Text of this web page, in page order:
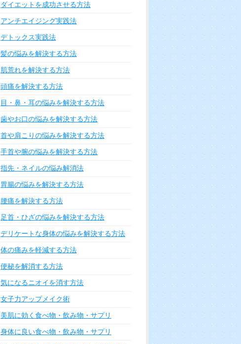
ダイエットを成功させる方法
アンチエイジング実践法
デトックス実践法
髪の悩みを解決する方法
肌荒れを解決する方法
頭痛を解決する方法
目・鼻・耳の悩みを解決する方法
歯やお口の悩みを解決する方法
首や肩こりの悩みを解決する方法
手首や腕の悩みを解決する方法
指先・ネイルの悩み解消法
胃腸の悩みを解決する方法
腰痛を解決する方法
足首・ひざの悩みを解決する方法
デリケートな身体の悩みを解決する方法
体の痛みを軽減する方法
便秘を解消する方法
気になるニオイを消す方法
女子力アップメイク術
美肌に効く食べ物・飲み物・サプリ
身体に良い食べ物・飲み物・サプリ